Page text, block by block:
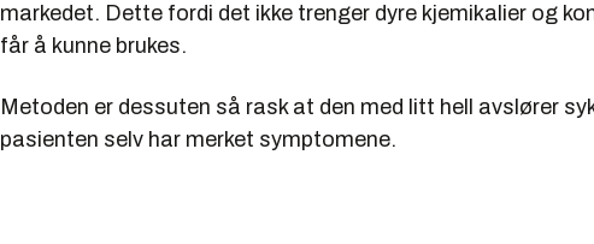
markedet. Dette fordi det ikke trenger dyre kjemikalier og
får å kunne brukes.
Metoden er dessuten så rask at den med litt hell avslører
pasienten selv har merket symptomene.